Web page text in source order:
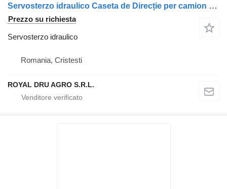
Servosterzo idraulico Caseta de Direcție per camion Scania 14612 3812
Prezzo su richiesta
Servosterzo idraulico
Romania, Cristesti
ROYAL DRU AGRO S.R.L.